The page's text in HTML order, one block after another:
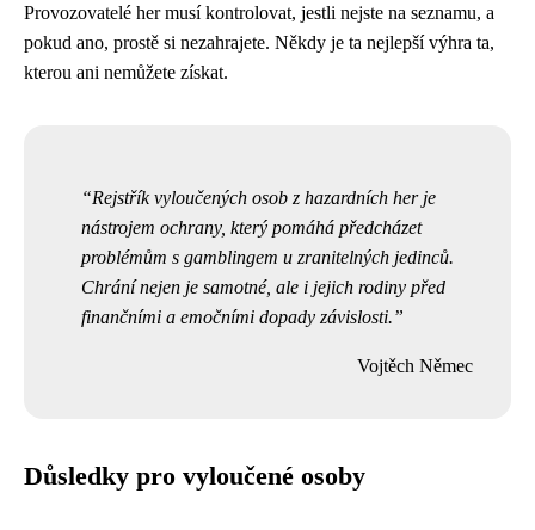
Provozovatelé her musí kontrolovat, jestli nejste na seznamu, a
pokud ano, prostě si nezahrajete. Někdy je ta nejlepší výhra ta,
kterou ani nemůžete získat.
Rejstřík vyloučených osob z hazardních her je
nástrojem ochrany, který pomáhá předcházet
problémům s gamblingem u zranitelných jedinců.
Chrání nejen je samotné, ale i jejich rodiny před
finančními a emočními dopady závislosti.
Vojtěch Němec
Důsledky pro vyloučené osoby